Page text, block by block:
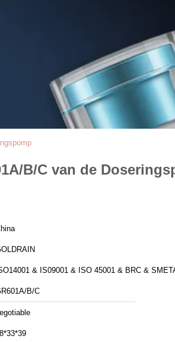
B/C van de
& IS09001 & ISO 45001 & BRC &
B/C